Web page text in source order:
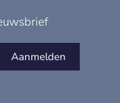
Aanmelden